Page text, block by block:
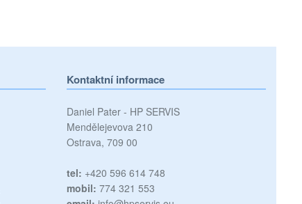
Kontaktní informace
Daniel Pater - HP SERVIS
Mendělejevova 210
Ostrava, 709 00
tel: +420 596 614 748
mobil: 774 321 553